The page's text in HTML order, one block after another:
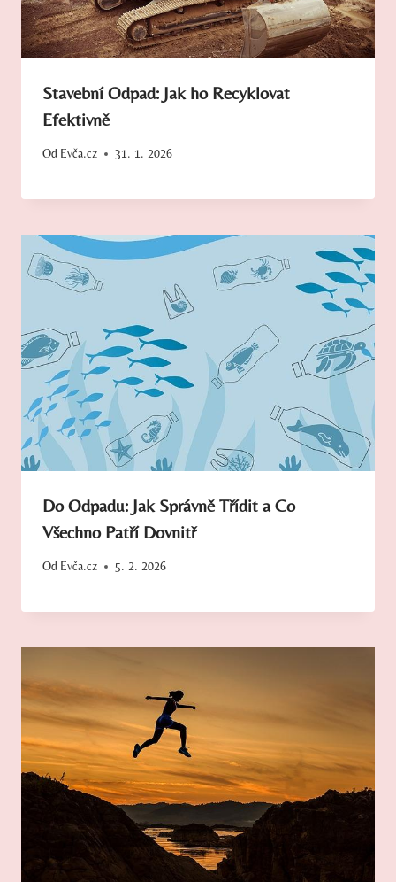
Stavební Odpad: Jak ho Recyklovat
Efektivně
Od Evča.cz 31. 1. 2026
Do Odpadu: Jak Správně Třídit a Co
Všechno Patří Dovnitř
Od Evča.cz 5. 2. 2026